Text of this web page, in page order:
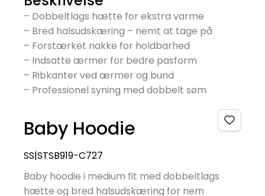
– Dobbeltlags hætte for ekstra varme
– Bred halsudskæring – nemt at tage på
– Forstærket nakke for holdbarhed
– Indsatte ærmer for bedre pasform
– Ribkanter ved ærmer og bund
– Professionel syning med dobbelt søm
Baby Hoodie
SS|STSB919-C727
Baby hoodie i medium fit med dobbeltlags
hætte og bred halsudskæring for nem